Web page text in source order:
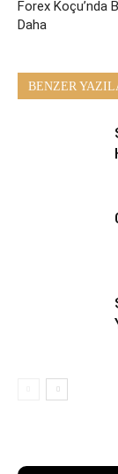
Forex Koçu’nda
Daha
BENZER